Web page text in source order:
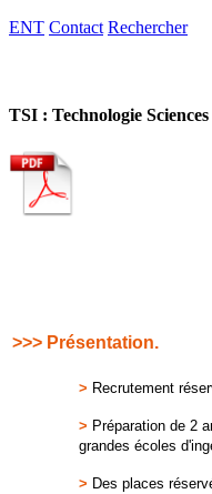
ENT Contact Rechercher
TSI : Technologie
>>> Présentation.
> Recrutement
> Préparation de 2
grandes écoles
> Des places